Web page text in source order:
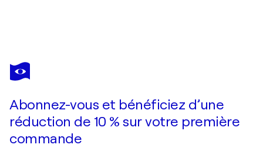
EXCLUSIVE
ARTS
Je passe commande
Abonnez-vous et bénéficiez d’une
réduction de 10 % sur votre première
commande